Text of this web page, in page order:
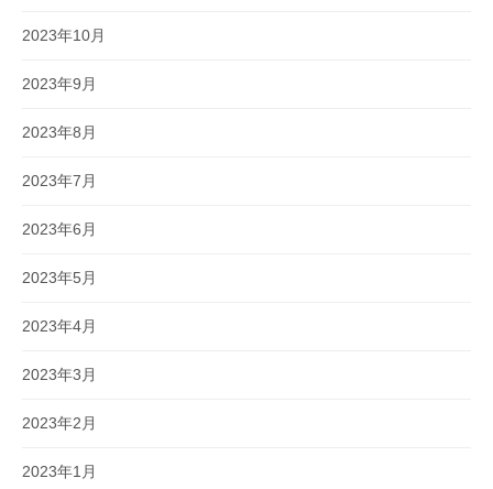
2023年10月
2023年9月
2023年8月
2023年7月
2023年6月
2023年5月
2023年4月
2023年3月
2023年2月
2023年1月